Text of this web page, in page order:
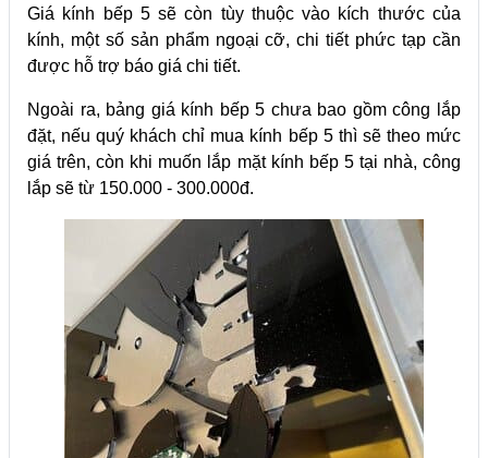
Giá kính bếp 5 sẽ còn tùy thuộc vào kích thước của
kính, một số sản phẩm ngoại cỡ, chi tiết phức tạp cần
được hỗ trợ báo giá chi tiết.
Ngoài ra, bảng giá kính bếp 5 chưa bao gồm công lắp
đặt, nếu quý khách chỉ mua kính bếp 5 thì sẽ theo mức
giá trên, còn khi muốn lắp mặt kính bếp 5 tại nhà, công
lắp sẽ từ 150.000 - 300.000đ.